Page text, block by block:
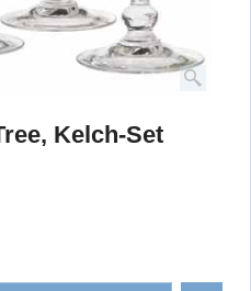
Kelch-Set